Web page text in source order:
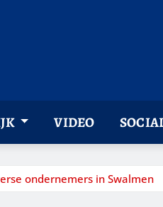
VIDEO
ondernemers in Swalmen